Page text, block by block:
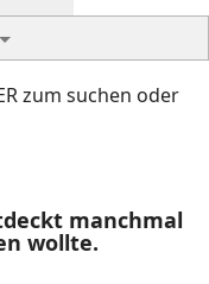
zum suchen oder
manchmal
wollte.